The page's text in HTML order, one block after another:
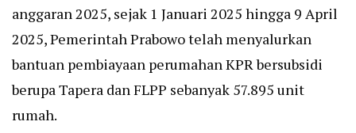
anggaran 2025, sejak 1 Januari 2025 hingga 9 April
2025, Pemerintah Prabowo telah menyalurkan
bantuan pembiayaan perumahan KPR bersubsidi
berupa Tapera dan FLPP sebanyak 57.895 unit
rumah.